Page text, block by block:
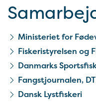
Ministeriet for
Fiskeristyrelsen og
Danmarks
Fangstjournalen,
Dansk Lystfiskeri